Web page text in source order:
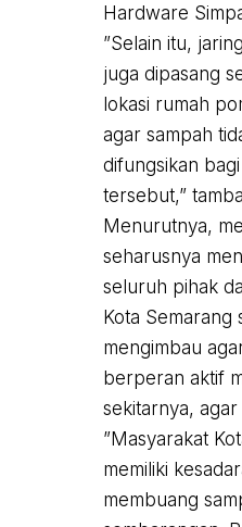
Hardware
”Selain itu,
juga dipasang
lokasi rumah
agar sampah
difungsikan
tersebut,”
Menurutnya,
seharusnya
seluruh pihak
Kota Semarang
mengimbau
berperan aktif
sekitarnya,
”Masyarakat
memiliki
membuang